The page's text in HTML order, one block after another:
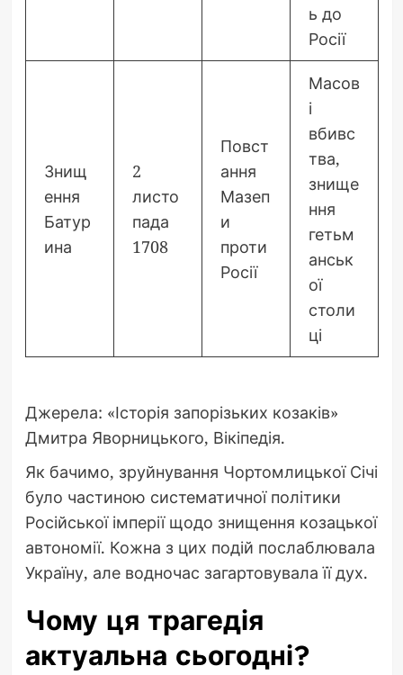
ь до
Росії
Знищ
ення
Батур
ина
2
листо
пада
1708
Повст
ання
Мазеп
и
проти
Росії
Масов
і
вбивс
тва,
знище
ння
гетьм
анськ
ої
столи
ці
Джерела: «Історія запорізьких козаків»
Дмитра Яворницького, Вікіпедія.
Як бачимо, зруйнування Чортомлицької Січі
було частиною систематичної політики
Російської імперії щодо знищення козацької
автономії. Кожна з цих подій послаблювала
Україну, але водночас загартовувала її дух.
Чому ця трагедія
актуальна сьогодні?